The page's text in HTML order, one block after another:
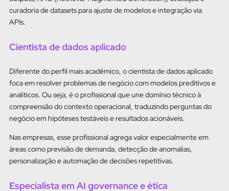
curadoria de datasets para ajuste de modelos e integração via
APIs.
Cientista de dados aplicado
Diferente do perfil mais acadêmico, o cientista de dados aplicado
foca em resolver problemas de negócio com modelos preditivos e
analíticos. Ou seja, é o profissional que une domínio técnico à
compreensão do contexto operacional, traduzindo perguntas do
negócio em hipóteses testáveis e resultados acionáveis.
Nas empresas, esse profissional agrega valor especialmente em
áreas como previsão de demanda, detecção de anomalias,
personalização e automação de decisões repetitivas.
Especialista em AI governance e ética